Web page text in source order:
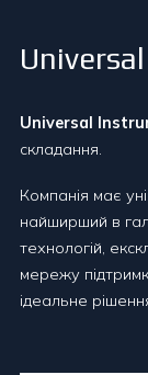
Universal
складання.
Компанія має
найширший в
технологій,
мережу
ідеальне